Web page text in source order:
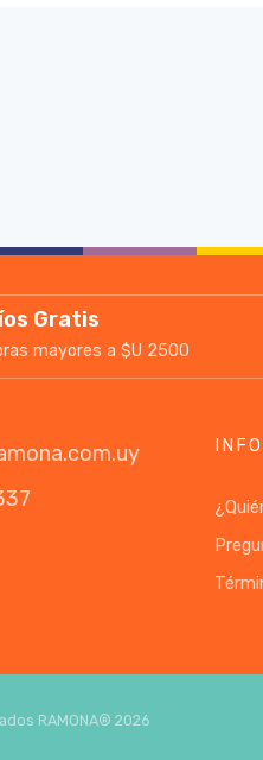
Gratis
mayores a $U 2500
RAMONA® 2026